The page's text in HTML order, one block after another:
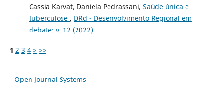
Cassia Karvat, Daniela Pedrassani, Saúde única e
tuberculose , DRd - Desenvolvimento Regional em
debate: v. 12 (2022)
1 2 3 4 > >>
Open Journal Systems